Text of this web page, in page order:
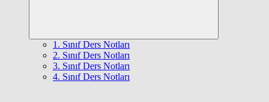
1. Sınıf Ders Notları
2. Sınıf Ders Notları
3. Sınıf Ders Notları
4. Sınıf Ders Notları